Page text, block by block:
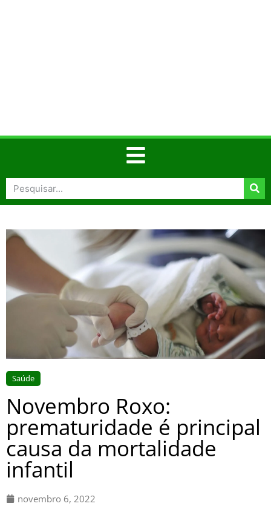
Saúde
Novembro Roxo:
prematuridade é principal
causa da mortalidade
infantil
novembro 6, 2022